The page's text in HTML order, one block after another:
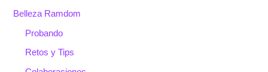
Belleza Ramdom
Probando
Retos y Tips